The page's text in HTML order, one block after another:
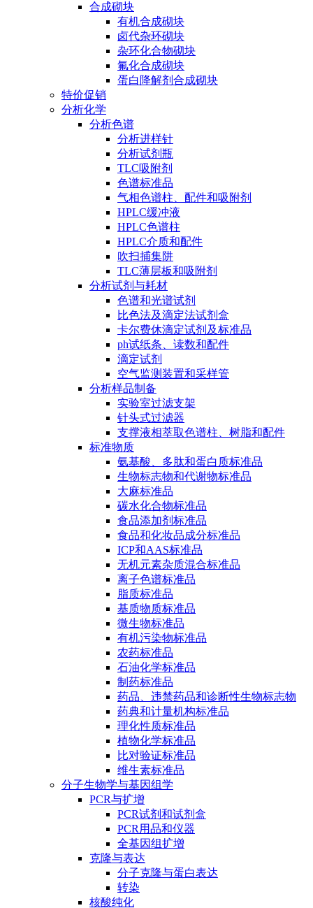
合成砌块
有机合成砌块
卤代杂环砌块
杂环化合物砌块
氟化合成砌块
蛋白降解剂合成砌块
特价促销
分析化学
分析色谱
分析进样针
分析试剂瓶
TLC吸附剂
色谱标准品
气相色谱柱、配件和吸附剂
HPLC缓冲液
HPLC色谱柱
HPLC介质和配件
吹扫捕集阱
TLC薄层板和吸附剂
分析试剂与耗材
色谱和光谱试剂
比色法及滴定法试剂盒
卡尔费休滴定试剂及标准品
ph试纸条、读数和配件
滴定试剂
空气监测装置和采样管
分析样品制备
实验室过滤支架
针头式过滤器
支撑液相萃取色谱柱、树脂和配件
标准物质
氨基酸、多肽和蛋白质标准品
生物标志物和代谢物标准品
大麻标准品
碳水化合物标准品
食品添加剂标准品
食品和化妆品成分标准品
ICP和AAS标准品
无机元素杂质混合标准品
离子色谱标准品
脂质标准品
基质物质标准品
微生物标准品
有机污染物标准品
农药标准品
石油化学标准品
制药标准品
药品、违禁药品和诊断性生物标志物
药典和计量机构标准品
理化性质标准品
植物化学标准品
比对验证标准品
维生素标准品
分子生物学与基因组学
PCR与扩增
PCR试剂和试剂盒
PCR用品和仪器
全基因组扩增
克隆与表达
分子克隆与蛋白表达
转染
核酸纯化